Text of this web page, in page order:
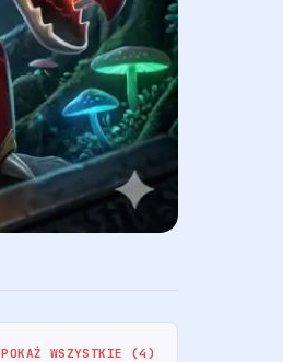
POKAŻ WSZYSTKIE (4)